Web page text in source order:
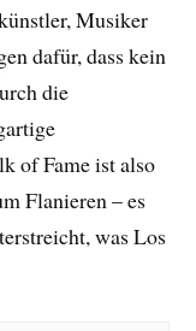
Musiker
dafür, dass kein
die
of Fame ist also
Flanieren – es
was Los